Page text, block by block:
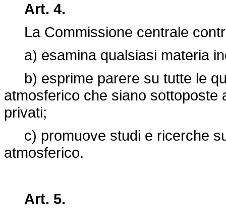
Art. 4.
La Commissione centrale
a) esamina qualsiasi materia
b) esprime parere su tutte le
atmosferico che siano sottoposte
privati;
c) promuove studi e ricerche
atmosferico.
Art. 5.